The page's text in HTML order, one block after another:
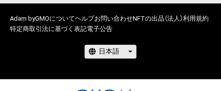
Adam byGMOについてヘルプお問い合わせNFTの出品（法人）利用規約
特定商取引法に基づく表記電子公告